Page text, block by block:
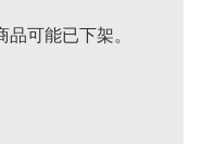
可能已下架。